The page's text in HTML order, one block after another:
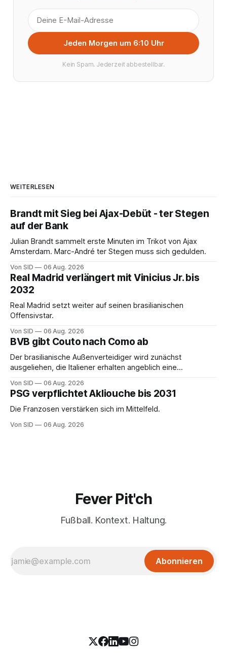
Jeden Morgen um 6:10 Uhr
Kein Spam. Jederzeit abbestellbar.
WEITERLESEN
Brandt mit Sieg bei Ajax-Debüt - ter Stegen
auf der Bank
Julian Brandt sammelt erste Minuten im Trikot von Ajax
Amsterdam. Marc-André ter Stegen muss sich gedulden.
Von SID 06 Aug. 2026
Real Madrid verlängert mit Vinicius Jr. bis
2032
Real Madrid setzt weiter auf seinen brasilianischen
Offensivstar.
Von SID 06 Aug. 2026
BVB gibt Couto nach Como ab
Der brasilianische Außenverteidiger wird zunächst
ausgeliehen, die Italiener erhalten angeblich eine
Von SID 06 Aug. 2026
PSG verpflichtet Akliouche bis 2031
Die Franzosen verstärken sich im Mittelfeld.
Von SID 06 Aug. 2026
Fever Pit'ch
Fußball. Kontext. Haltung.
Abonnieren